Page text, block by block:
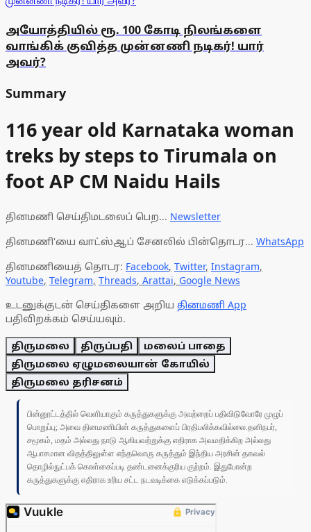
அயோத்தியில் ரூ. 100 கோடி நிலங்களை
வாங்கிக் குவித்த முன்னணி நடிகர்! யார்
அவர்?
Summary
116 year old Karnataka woman
treks by steps to Tirumala on
foot AP CM Naidu Hails
தினமணி செய்திமடலைப் பெற... Newsletter
தினமணி'யை வாட்ஸ்ஆப் சேனலில் பின்தொடர... WhatsApp
தினமணியைத் தொடர: Facebook, Twitter, Instagram,
Youtube, Telegram, Threads, Arattai, Google News
உடனுக்குடன் செய்திகளை அறிய தினமணி App
பதிவிறக்கம் செய்யவும்.
திருமலை திருப்பதி
மலைப் பாதை
திருமலை ஏழுமலையான் கோயில்
திருமலை தரிசனம்
பின்னூட்டத்தில் வெளியாகும் கருத்துகளுக்கு அவற்றைப் பதிவிடுவோரே முழுப்
பொறுப்பு; அவை தினமணியின் கருத்துகளைப் பிரதிபலிக்கவில்லை.தனிநபர்,
சமூகம், மதம் அல்லது நாடு ஆகியவற்றுக்கு எதிராக அவமதிக்கிற அல்லது
ஆபாசமான விதத்திலுள்ள எந்தவொரு கருத்தும் இந்திய அரசின் தகவல்
தொழில்நுட்பக் கொள்கைப்படி தண்டனைக்குரிய குற்றம். இதுபோன்ற
கருத்துகளுக்கு எதிராக உரிய சட்ட நடவடிக்கை எடுக்கப்படும்.